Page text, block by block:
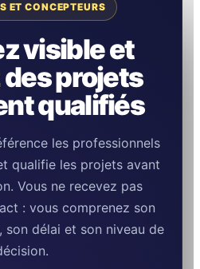
ET CONCEPTEURS
visible et
projets
qualifiés
les professionnels
qualifie les projets avant
Vous ne recevez pas
: vous comprenez son
son délai et son niveau de